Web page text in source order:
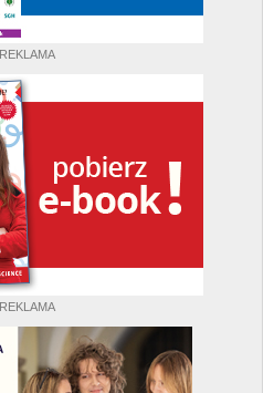
REKLAMA
REKLAMA